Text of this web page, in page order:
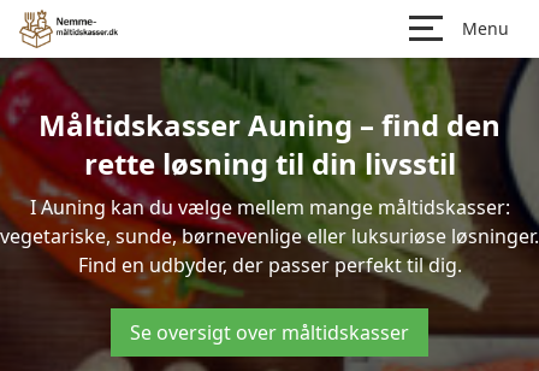
Menu
Måltidskasser Auning – find den
rette løsning til din livsstil
I Auning kan du vælge mellem mange måltidskasser:
vegetariske, sunde, børnevenlige eller luksuriøse løsninger.
Find en udbyder, der passer perfekt til dig.
Se oversigt over måltidskasser